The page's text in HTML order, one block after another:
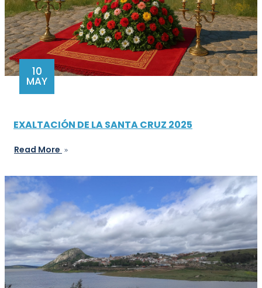
10
MAY
EXALTACIÓN DE LA SANTA CRUZ 2025
Read More